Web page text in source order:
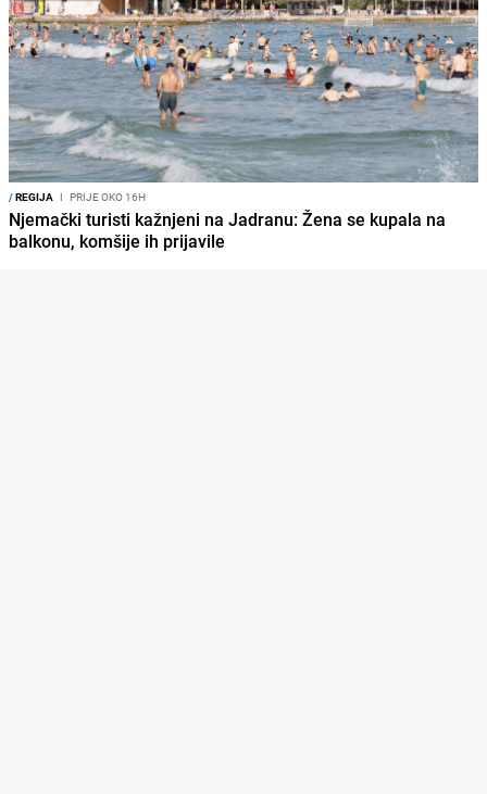
/REGIJA I PRIJE OKO 16H
Njemački turisti kažnjeni na Jadranu: Žena se kupala na
balkonu, komšije ih prijavile